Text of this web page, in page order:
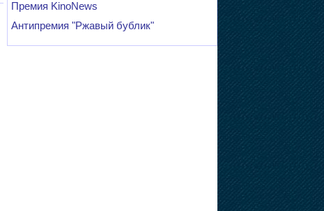
Премия KinoNews
Антипремия "Ржавый бублик"